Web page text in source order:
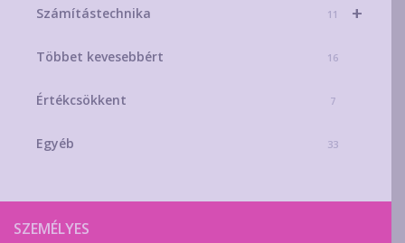
+
Számítástechnika 11
Többet kevesebbért 16
Értékcsökkent 7
Egyéb 33
SZEMÉLYES